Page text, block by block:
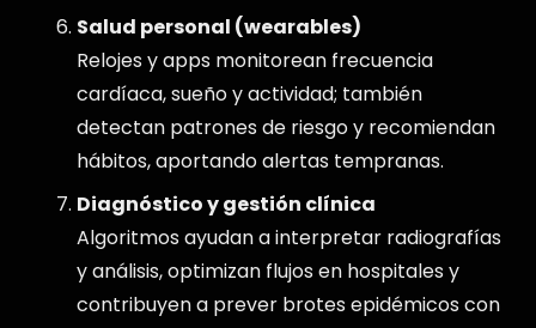
Salud personal (wearables)
Relojes y apps monitorean frecuencia
cardíaca, sueño y actividad; también
detectan patrones de riesgo y recomiendan
hábitos, aportando alertas tempranas.
Diagnóstico y gestión clínica
Algoritmos ayudan a interpretar radiografías
y análisis, optimizan flujos en hospitales y
contribuyen a prever brotes epidémicos con